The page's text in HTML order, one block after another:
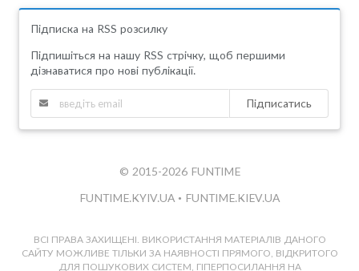
Підписка на RSS розсилку
Підпишіться на нашу RSS стрічку, щоб першими
дізнаватися про нові публікації.
Підписатись
© 2015-2026 FUNTIME
FUNTIME.KYIV.UA • FUNTIME.KIEV.UA
ВСІ ПРАВА ЗАХИЩЕНІ. ВИКОРИСТАННЯ МАТЕРІАЛІВ ДАНОГО
САЙТУ МОЖЛИВЕ ТІЛЬКИ ЗА НАЯВНОСТІ ПРЯМОГО, ВІДКРИТОГО
ДЛЯ ПОШУКОВИХ СИСТЕМ, ГІПЕРПОСИЛАННЯ НА